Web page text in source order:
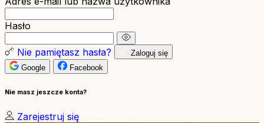
Hasło
Nie pamiętasz hasła?
Zaloguj się
Google
Facebook
Nie masz jeszcze konta?
Zarejestruj się